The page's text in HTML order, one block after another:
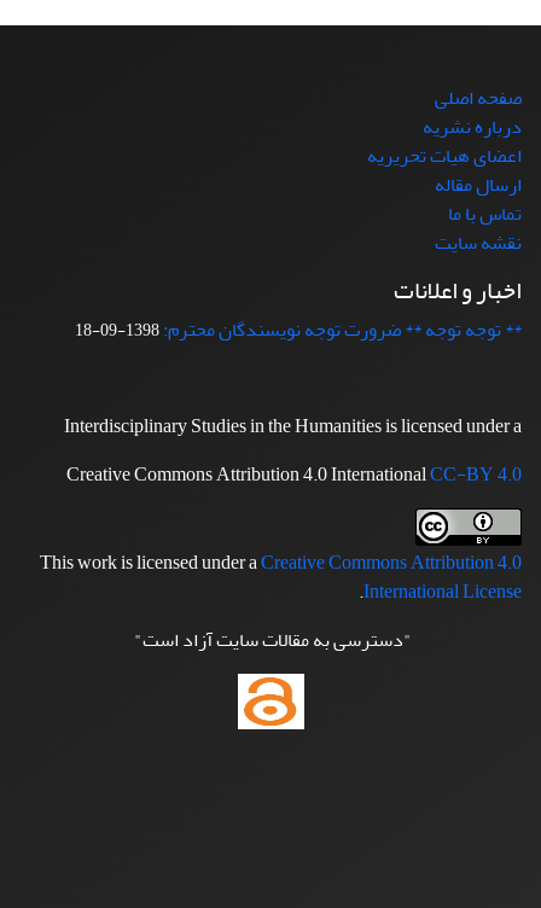
صفحه اصلی
درباره نشریه
اعضای هیات تحریریه
ارسال مقاله
تماس با ما
نقشه سایت
اخبار و اعلانات
** توجه توجه ** ضرورت توجه نویسندگان محترم:1398-09-18
Interdisciplinary Studies in the Humanities is licensed under a
Creative Commons Attribution 4.0 InternationalCC-BY 4.0
This work is licensed under aCreative Commons Attribution 4.0
International License
.
"دسترسی به مقالات سایت آزاد است"